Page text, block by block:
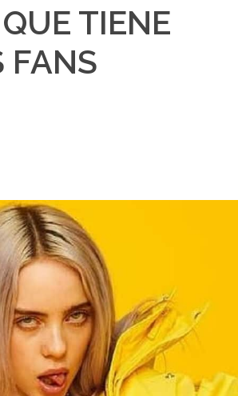
TIENE
FANS